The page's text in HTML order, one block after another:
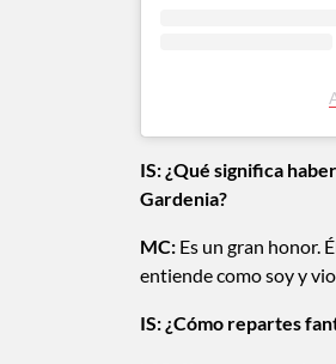
IS: ¿Qué significa
Gardenia?
MC: Es un gran honor.
entiende como soy y
IS: ¿Cómo repartes